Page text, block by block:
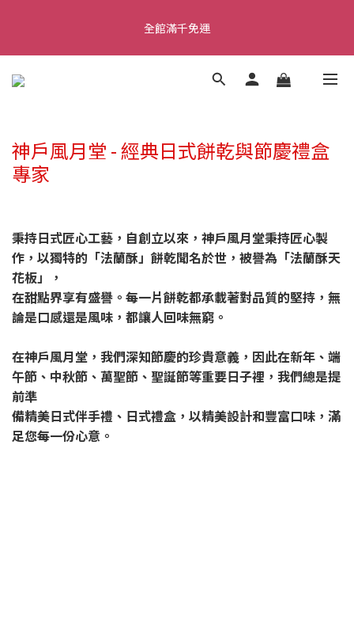
全館滿千免運
全館滿千免運
🎉歡慶全台首間品牌專門店開幕活動 🎉指定商品買3贈1 🎉滿1000
✨首加入會員獲得200元購物金✨生日禮金300元
神戶風月堂 - 經典日式餅乾與節慶禮盒
專家
秉持日式匠心工藝，自創立以來，神戶風月堂秉持匠心製
作，以獨特的「法蘭酥」餅乾聞名於世，被譽為「法蘭酥天
花板」，
在甜點界享有盛譽。每一片餅乾都承載著對品質的堅持，無
論是口感還是風味，都讓人回味無窮。
在神戶風月堂，我們深知節慶的珍貴意義，因此在新年、端
午節、中秋節、萬聖節、聖誕節等重要日子裡，我們總是提
前準
備精美日式伴手禮、日式禮盒，以精美設計和豐富口味，滿
足您每一份心意。